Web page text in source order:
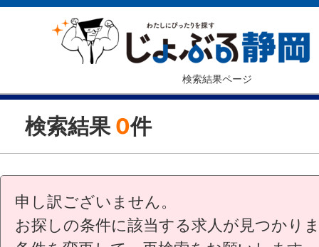
検索結果ページ
検索結果 0件
申し訳ございません。
お探しの条件に該当する求人が見つかり